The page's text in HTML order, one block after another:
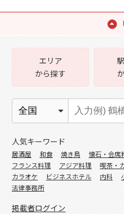
エリア
から探す
人気キーワード
居酒屋 和食 焼き鳥 懐石・会席
フランス料理
アジア料理 喫茶・
カラオケ
ビジネスホテル 内科
法律事務所
掲載者ログイン